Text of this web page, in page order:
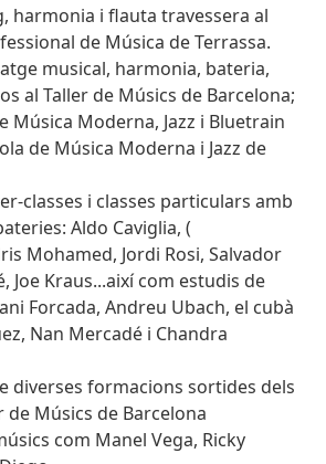
harmonia i flauta travessera al
de Música de Terrassa.
musical, harmonia, bateria,
al Taller de Músics de Barcelona;
Música Moderna, Jazz i Bluetrain
de Música Moderna i Jazz de
classes i classes particulars amb
Aldo Caviglia, (
Mohamed, Jordi Rosi, Salvador
Joe Kraus...així com estudis de
Forcada, Andreu Ubach, el cubà
Nan Mercadé i Chandra
diverses formacions sortides dels
de Músics de Barcelona
com Manel Vega, Ricky